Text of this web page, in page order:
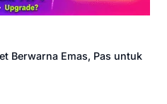
Berwarna Emas, Pas untuk